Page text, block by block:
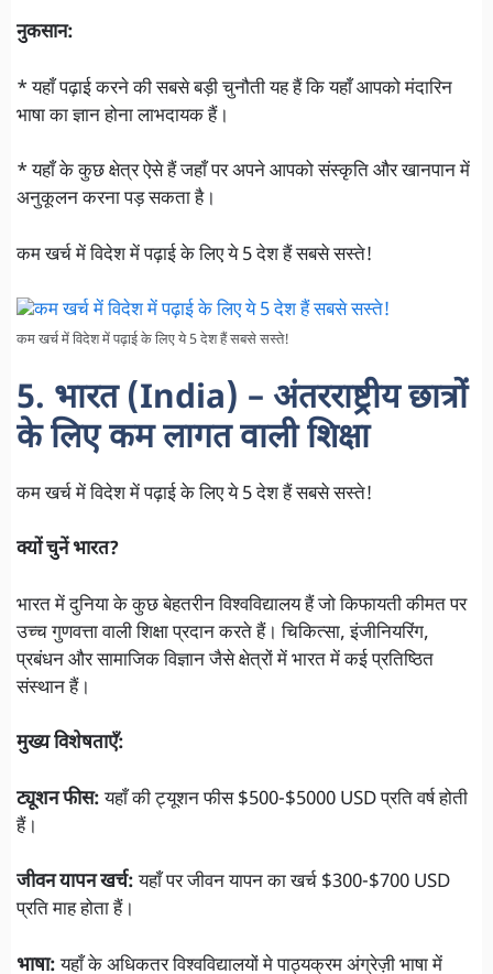
नुकसान:
* यहाँ पढ़ाई करने की सबसे बड़ी चुनौती यह हैं कि यहाँ आपको मंदारिन
भाषा का ज्ञान होना लाभदायक हैं।
* यहाँ के कुछ क्षेत्र ऐसे हैं जहाँ पर अपने आपको संस्कृति और खानपान में
अनुकूलन करना पड़ सकता है।
कम खर्च में विदेश में पढ़ाई के लिए ये 5 देश हैं सबसे सस्ते!
कम खर्च में विदेश में पढ़ाई के लिए ये 5 देश हैं सबसे सस्ते!
5. भारत (India) – अंतरराष्ट्रीय छात्रों
के लिए कम लागत वाली शिक्षा
कम खर्च में विदेश में पढ़ाई के लिए ये 5 देश हैं सबसे सस्ते!
क्यों चुनें भारत?
भारत में दुनिया के कुछ बेहतरीन विश्वविद्यालय हैं जो किफायती कीमत पर
उच्च गुणवत्ता वाली शिक्षा प्रदान करते हैं। चिकित्सा, इंजीनियरिंग,
प्रबंधन और सामाजिक विज्ञान जैसे क्षेत्रों में भारत में कई प्रतिष्ठित
संस्थान हैं।
मुख्य विशेषताएँ:
ट्यूशन फीस:यहाँ की ट्यूशन फीस $500-$5000 USD प्रति वर्ष होती
हैं।
जीवन यापन खर्च:यहाँ पर जीवन यापन का खर्च $300-$700 USD
प्रति माह होता हैं।
भाषा:यहाँ के अधिकतर विश्वविद्यालयों मे पाठ्यक्रम अंग्रेज़ी भाषा में